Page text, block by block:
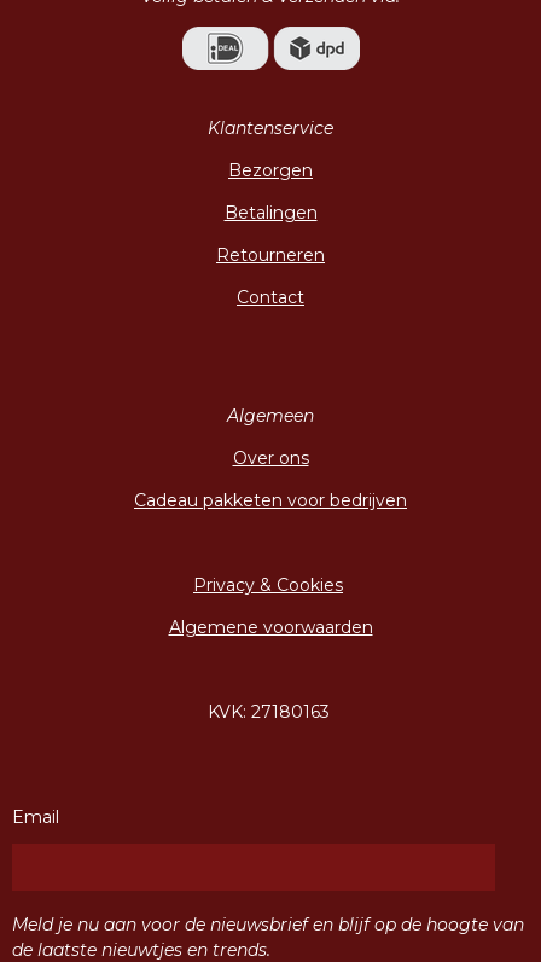
Klantenservice
Bezorgen
Betalingen
Retourneren
Contact
Algemeen
Over ons
Cadeau pakketen voor bedrijven
Privacy & Cookies
Algemene voorwaarden
KVK: 27180163
Email
Meld je nu aan voor de nieuwsbrief en blijf op de hoogte van
de laatste nieuwtjes en trends.